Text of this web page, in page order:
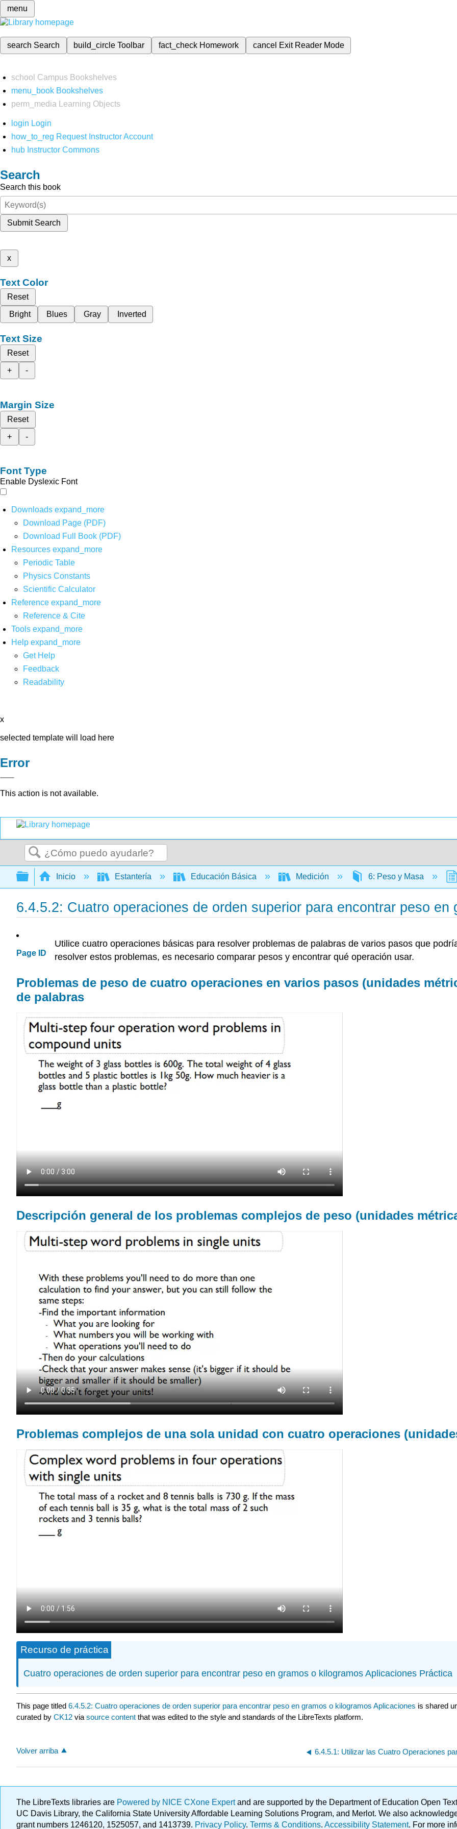
menu
search Search build_circleToolbar fact_check Homework cancel Exit Reader Mode
school Campus Bookshelves
menu_book Bookshelves
perm_media
Learning Objects
login Login
how_to_reg Request Instructor Account
hub Instructor Commons
Search
Search this book
Submit Search
x
Text Color
Reset
Bright
Blues Gray Inverted
Text Size
Reset
+
-
Margin Size
Reset
+
-
Font Type
Enable Dyslexic Font
Downloads expand_more
Download Page (PDF)
Download Full Book (PDF)
Resources expand_more
Periodic Table
Physics Constants
Scientific Calculator
Reference expand_more
Reference & Cite
Tools expand_more
Help expand_more
Get Help
Feedback
Readability
x
selected template will load here
Error
This action is not available.
Buscar
Expandir/contraer jerarquía global
Inicio Estantería Educación Básica Medición 6: Peso y Masa
6.4.5.2: Cuatro operaciones de orden superior para encontrar peso en
Page ID
Utilice cuatro operaciones básicas para resolver problemas de palabras de varios pasos que
resolver estos problemas, es necesario comparar pesos y encontrar qué operación usar.
Problemas de peso de cuatro operaciones en varios pasos (unidades
de palabras
Descripción general de los problemas complejos de peso (unidades
Problemas complejos de una sola unidad con cuatro operaciones
Recurso de práctica
Cuatro operaciones de orden superior para encontrar peso en gramos o kilogramos Aplicaciones Práctica
This page titled 6.4.5.2: Cuatro operaciones de orden superior para encontrar peso en gramos o kilogramos Aplicaciones is shared
curated by CK12 via source content that was edited to the style and standards of the LibreTexts platform.
Volver arriba
The LibreTexts libraries are Powered by NICE CXone Expertand are supported by the Department of Education Open
UC Davis Library, the California State University Affordable Learning Solutions Program, and Merlot. We also
grant numbers 1246120, 1525057, and 1413739. Privacy Policy. Terms & Conditions. Accessibility Statement. For more